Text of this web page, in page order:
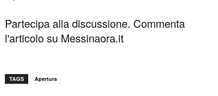
Partecipa alla discussione. Commenta
l'articolo su Messinaora.it
TAGS Apertura